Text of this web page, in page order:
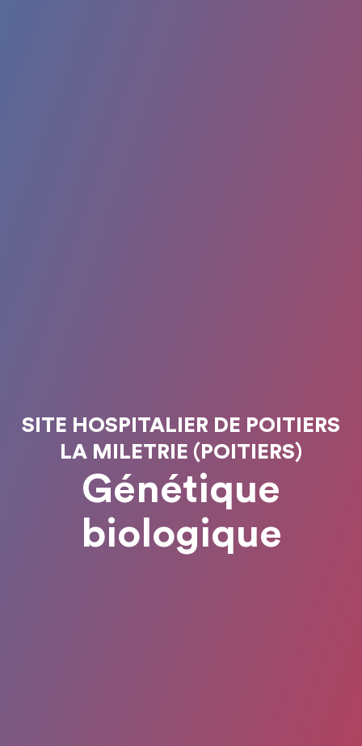
SITE HOSPITALIER DE POITIERS
LA MILETRIE (POITIERS)
Génétique
biologique